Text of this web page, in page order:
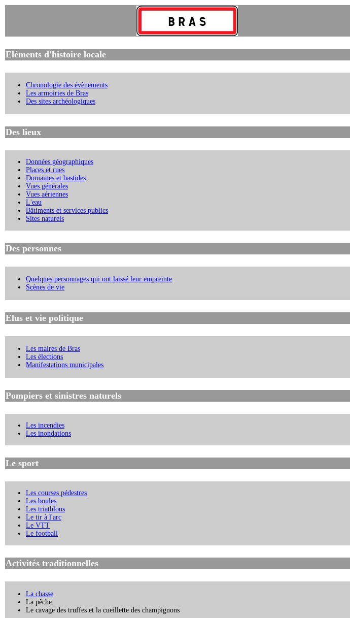
Eléments d'histoire locale
Chronologie des évènements
Les armoiries de Bras
Des sites archéologiques
Des lieux
Données géographiques
Places et rues
Domaines et bastides
Vues générales
Vues aériennes
L'eau
Bâtiments et services publics
Sites naturels
Des personnes
Quelques personnages qui ont laissé leur empreinte
Scènes de vie
Elus et vie politique
Les maires de Bras
Les élections
Manifestations municipales
Pompiers et sinistres naturels
Les incendies
Les inondations
Le sport
Les courses pédestres
Les boules
Les triathlons
Le tir à l'arc
Le VTT
Le football
Activités traditionnelles
La chasse
La pêche
Le cavage des truffes et la cueillette des champignons